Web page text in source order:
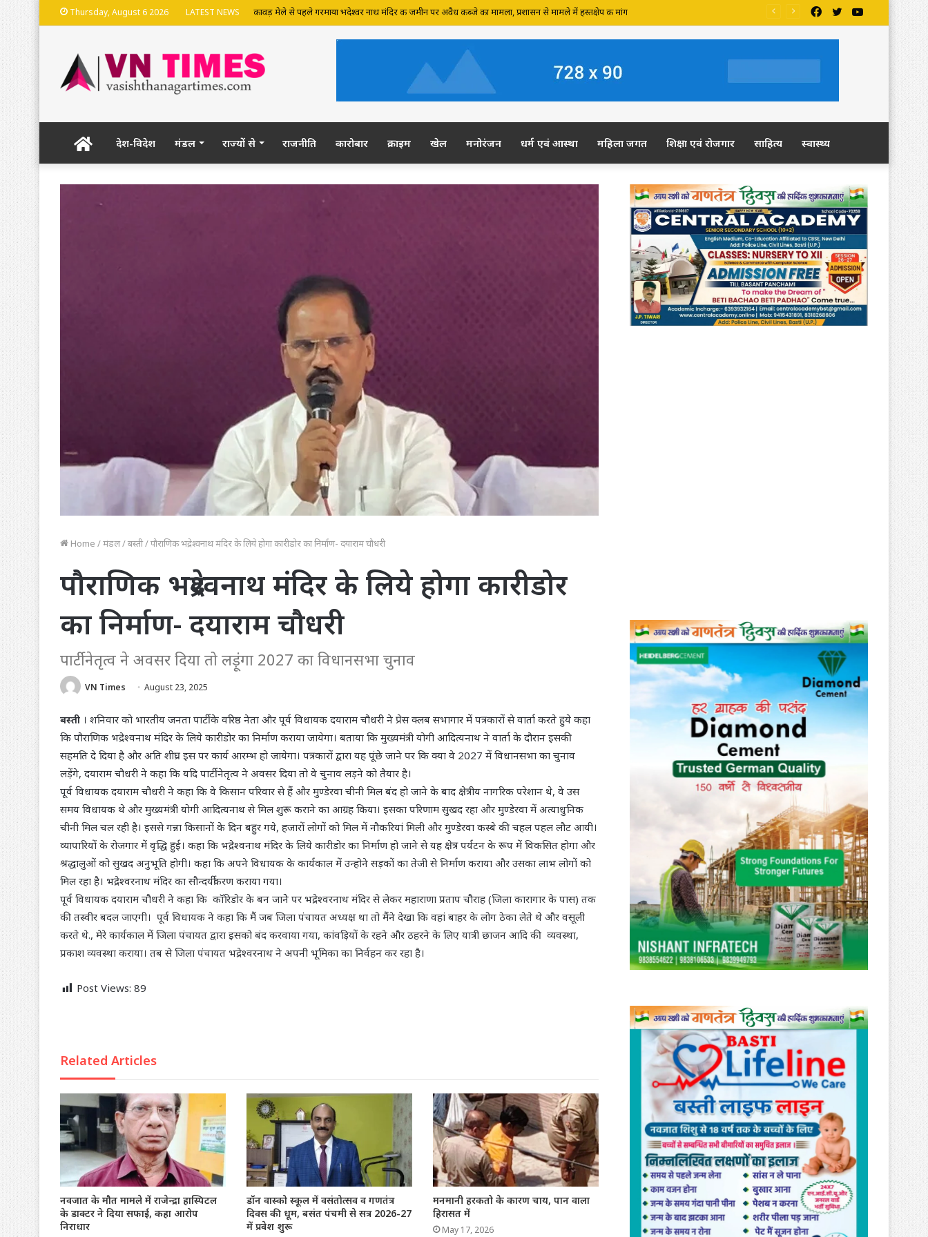
Thursday, August 6 2026 LATEST NEWS भदेश्वरनाथ मंदिर की जमीन पर अवैध कब्जे का आरोप, ग्रामीण कल डीएम-एसपी से करेंगे शिकायत YouTube
Twitter
Facebook
Homeदेश-विदेश मंडल राज्यों से राजनीति कारोबार क्राइम खेल मनोरंजन धर्म एवं आस्था महिला जगत शिक्षा एवं रोजगार साहित्य स्वास्थ्य
Home /मंडल/बस्ती/पौराणिक भद्रेश्वनाथ मंदिर के लिये होगा कारीडोर का निर्माण- दयाराम चौधरी
पौराणिक भद्रेश्वनाथ मंदिर के लिये होगा कारीडोर
का निर्माण- दयाराम चौधरी
पार्टी नेतृत्व ने अवसर दिया तो लड़ूंगा 2027 का विधानसभा चुनाव
VN Times August 23, 2025
बस्ती । शनिवार को भारतीय जनता पार्टी के वरिष्ठ नेता और पूर्व विधायक दयाराम चौधरी ने प्रेस क्लब सभागार में पत्रकारों से वार्ता करते हुये कहा
कि पौराणिक भद्रेश्वनाथ मंदिर के लिये कारीडोर का निर्माण कराया जायेगा। बताया कि मुख्यमंत्री योगी आदित्यनाथ ने वार्ता के दौरान इसकी
सहमति दे दिया है और अति शीघ्र इस पर कार्य आरम्भ हो जायेगा। पत्रकारों द्वारा यह पूंछे जाने पर कि क्या वे 2027 में विधानसभा का चुनाव
लड़ेंगे, दयाराम चौधरी ने कहा कि यदि पार्टी नेतृत्व ने अवसर दिया तो वे चुनाव लड़ने को तैयार है।
पूर्व विधायक दयाराम चौधरी ने कहा कि वे किसान परिवार से हैं और मुण्डेरवा चीनी मिल बंद हो जाने के बाद क्षेत्रीय नागरिक परेशान थे, वे उस
समय विधायक थे और मुख्यमंत्री योगी आदित्यनाथ से मिल शुरू कराने का आग्रह किया। इसका परिणाम सुखद रहा और मुण्डेरवा में अत्याधुनिक
चीनी मिल चल रही है। इससे गन्ना किसानों के दिन बहुर गये, हजारों लोगों को मिल में नौकरियां मिली और मुण्डेरवा कस्बे की चहल पहल लौट आयी।
व्यापारियों के रोजगार में वृद्धि हुई। कहा कि भद्रेश्वनाथ मंदिर के लिये कारीडोर का निर्माण हो जाने से यह क्षेत्र पर्यटन के रूप में विकसित होगा और
श्रद्धालुओं को सुखद अनुभूति होगी। कहा कि अपने विधायक के कार्यकाल में उन्होने सड़कों का तेजी से निर्माण कराया और उसका लाभ लोगों को
मिल रहा है। भद्रेश्वरनाथ मंदिर का सौन्दर्यीकरण कराया गया।
पूर्व विधायक दयाराम चौधरी ने कहा कि कॉरिडोर के बन जानेे पर भद्रेश्वरनाथ मंदिर से लेकर महाराणा प्रताप चौराह (जिला कारागार के पास) तक
की तस्वीर बदल जाएगी। पूर्व विधायक ने कहा कि मैं जब जिला पंचायत अध्यक्ष था तो मैंने देखा कि वहां बाहर के लोग ठेका लेते थे और वसूली
करते थे., मेरे कार्यकाल में जिला पंचायत द्वारा इसको बंद करवाया गया, कांवड़ियों के रहने और ठहरने के लिए यात्री छाजन आदि की व्यवस्था,
प्रकाश व्यवस्था कराया। तब से जिला पंचायत भद्रेश्वरनाथ ने अपनी भूमिका का निर्वहन कर रहा है।
Post Views: 89
Related Articles
नवजात के मौत मामले में राजेन्द्रा हास्पिटल
के डाक्टर ने दिया सफाई, कहा आरोप
निराधार
डॉन वास्को स्कूल में वसंतोत्सव व गणतंत्र
दिवस की धूम, बसंत पंचमी से सत्र 2026-27
में प्रवेश शुरू
मनमानी हरकतो के कारण चाय, पान वाला
हिरासत में
May 17, 2026